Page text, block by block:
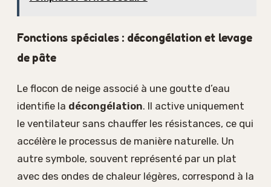
Fonctions spéciales : décongélation et levage
de pâte
Le flocon de neige associé à une goutte d’eau
identifie la décongélation. Il active uniquement
le ventilateur sans chauffer les résistances, ce qui
accélère le processus de manière naturelle. Un
autre symbole, souvent représenté par un plat
avec des ondes de chaleur légères, correspond à la